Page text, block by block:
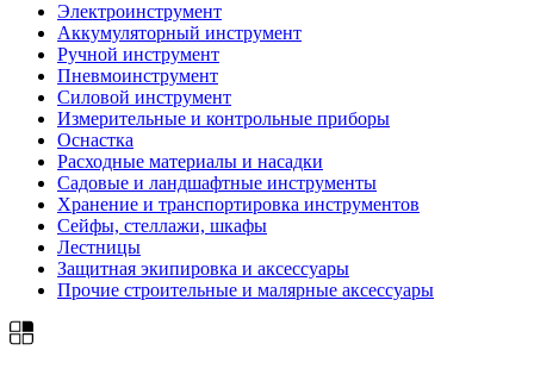
Электроинструмент
Аккумуляторный инструмент
Ручной инструмент
Пневмоинструмент
Силовой инструмент
Измерительные и контрольные приборы
Оснастка
Расходные материалы и насадки
Садовые и ландшафтные инструменты
Хранение и транспортировка инструментов
Сейфы, стеллажи, шкафы
Лестницы
Защитная экипировка и аксессуары
Прочие строительные и малярные аксессуары